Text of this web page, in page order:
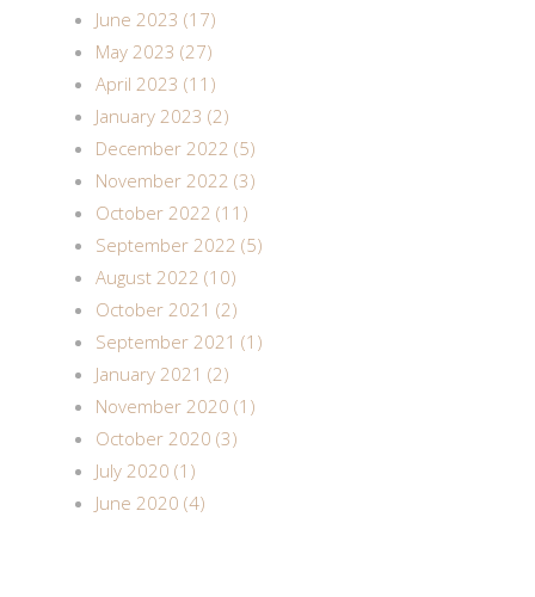
June 2023 (17)
May 2023 (27)
April 2023 (11)
January 2023 (2)
December 2022 (5)
November 2022 (3)
October 2022 (11)
September 2022 (5)
August 2022 (10)
October 2021 (2)
September 2021 (1)
January 2021 (2)
November 2020 (1)
October 2020 (3)
July 2020 (1)
June 2020 (4)